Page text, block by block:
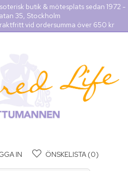
butik & mötesplats sedan 1972 -
35, Stockholm
vid ordersumma över 650 kr
IN ÖNSKELISTA (0)